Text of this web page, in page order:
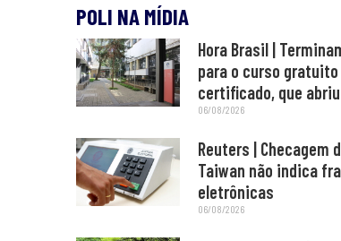
POLI NA MÍDIA
Hora Brasil |
para o curso gratuito
certificado, que
06/08/2026
Reuters | Checagem
Taiwan não indica
eletrônicas
06/08/2026